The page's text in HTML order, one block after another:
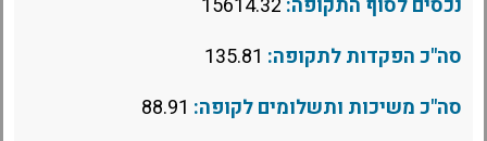
נכסים לסוף התקופה:
סה"כ הפקדות לתקופה:
סה"כ משיכות ותשלומים לקופה: